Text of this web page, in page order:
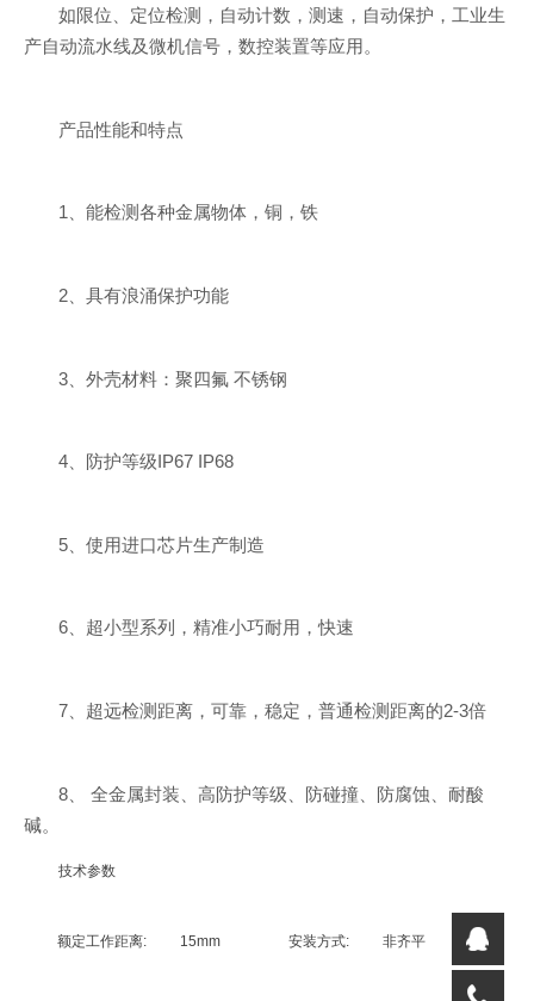
如限位、定位检测，自动计数，测速，自动保护，工业生
产自动流水线及微机信号，数控装置等应用。
产品性能和特点
1、能检测各种金属物体，铜，铁
2、具有浪涌保护功能
3、外壳材料：聚四氟 不锈钢
4、防护等级IP67 IP68
5、使用进口芯片生产制造
6、超小型系列，精准小巧耐用，快速
7、超远检测距离，可靠，稳定，普通检测距离的2-3倍
8、 全金属封装、高防护等级、防碰撞、防腐蚀、耐酸
碱。
技术参数
额定工作距离: 15mm 安装方式: 非齐平